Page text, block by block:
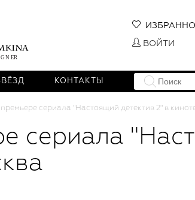
ВОЙТИ
КОНТАКТЫ
сериала "Настоящий детектив 2" в
сериала